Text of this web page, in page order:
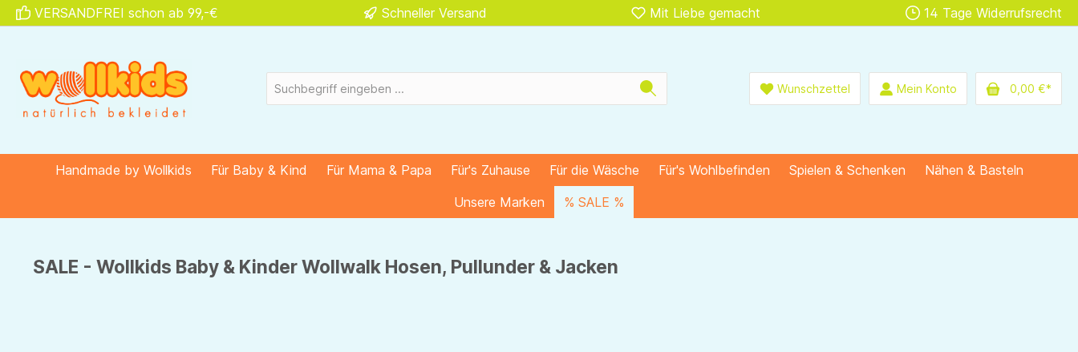
Zur Hauptnavigation springen
VERSANDFREI schon ab 99,-€ Schneller Versand Mit Liebe gemacht 14 Tage Widerrufsrecht
Wunschzettel Mein Konto 0,00 €*
Handmade by Wollkids Für Baby & Kind Für Mama & Papa Für's Zuhause Für die Wäsche Für's Wohlbefinden Spielen & Schenken
Nähen & Basteln
Unsere Marken
% SALE %
SALE - Wollkids Baby & Kinder Wollwalk Hosen, Pullunder & Jacken